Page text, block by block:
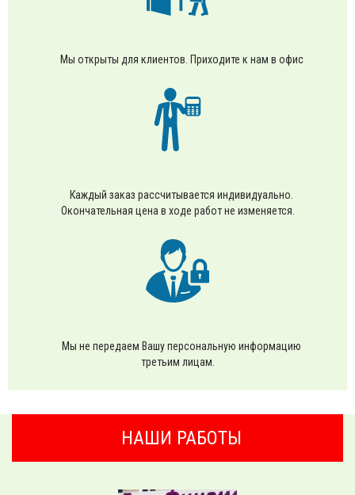
Мы открыты для клиентов. Приходите к нам в офис
Каждый заказ рассчитывается индивидуально.
Окончательная цена в ходе работ не изменяется.
Мы не передаем Вашу персональную информацию
третьим лицам.
НАШИ РАБОТЫ